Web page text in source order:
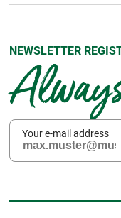
NEWSLETTER
Your e-mail address